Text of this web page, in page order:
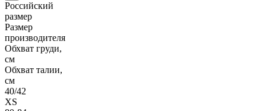
Российский
размер
Размер
производителя
Обхват груди,
см
Обхват талии,
см
40/42
XS